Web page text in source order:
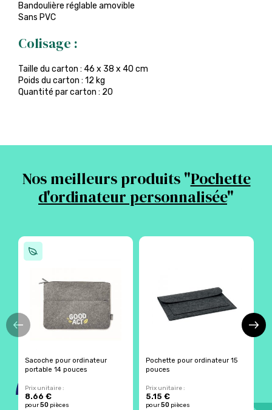
Bandoulière réglable amovible
Sans PVC
Colisage :
Taille du carton : 46 x 38 x 40 cm
Poids du carton : 12 kg
Quantité par carton : 20
Nos meilleurs produits "Pochette
d'ordinateur personnalisée"
Sacoche pour ordinateur
portable 14 pouces
Prix unitaire :
8.66 €
pour50 pièces
Pochette pour ordinateur 15
pouces
Prix unitaire :
5.15 €
pour50 pièces